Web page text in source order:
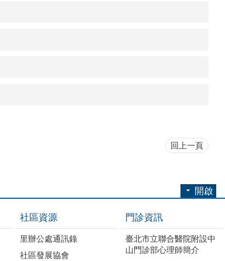
回上一頁
開啟
社區資源
里辦公處通訊錄
社區發展協會
門診資訊
臺北市立聯合醫院附設中
山門診部心理師簡介